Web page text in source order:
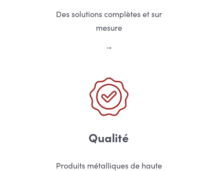
Des solutions complètes et sur
mesure
Qualité
Produits métalliques de haute